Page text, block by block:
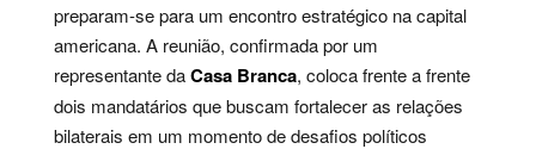
preparam-se para um encontro estratégico na capital
americana. A reunião, confirmada por um
representante daCasa Branca, coloca frente a frente
dois mandatários que buscam fortalecer as relações
bilaterais em um momento de desafios políticos